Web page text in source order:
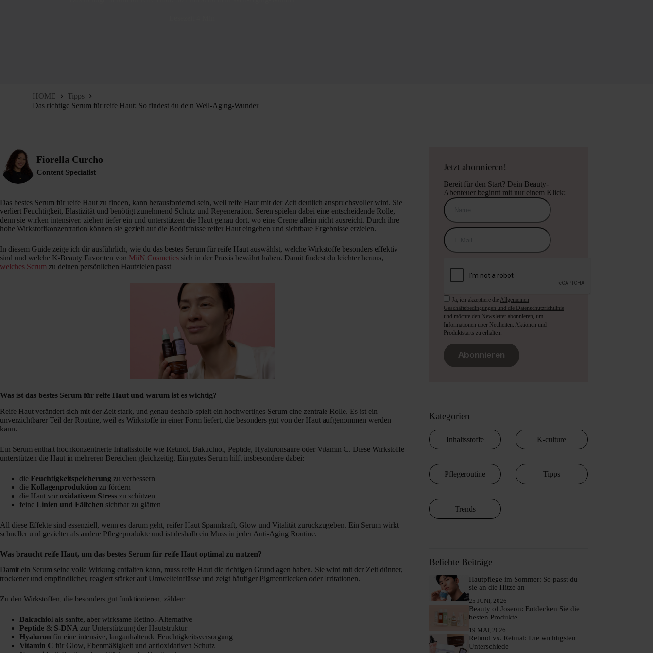
HOME
Tipps
Das richtige Serum für reife Haut: So findest du dein Well-Aging-Wunder
Fiorella Curcho
Content Specialist
Das bestes Serum für reife Haut zu finden, kann herausfordernd sein, weil reife Haut mit der Zeit deutlich anspruchsvoller wird. Sie
verliert Feuchtigkeit, Elastizität und benötigt zunehmend Schutz und Regeneration. Seren spielen dabei eine entscheidende Rolle,
denn sie wirken intensiver, ziehen tiefer ein und unterstützen die Haut genau dort, wo eine Creme allein nicht ausreicht. Durch ihre
hohe Wirkstoffkonzentration können sie gezielt auf die Bedürfnisse reifer Haut eingehen und sichtbare Ergebnisse erzielen.
In diesem Guide zeige ich dir ausführlich, wie du das bestes Serum für reife Haut auswählst, welche Wirkstoffe besonders effektiv
sind und welche K-Beauty Favoriten von MiiN Cosmetics sich in der Praxis bewährt haben. Damit findest du leichter heraus,
welches Serum zu deinen persönlichen Hautzielen passt.
Was ist das bestes Serum für reife Haut und warum ist es wichtig?
Reife Haut verändert sich mit der Zeit stark, und genau deshalb spielt ein hochwertiges Serum eine zentrale Rolle. Es ist ein
unverzichtbarer Teil der Routine, weil es Wirkstoffe in einer Form liefert, die besonders gut von der Haut aufgenommen werden
kann.
Ein Serum enthält hochkonzentrierte Inhaltsstoffe wie Retinol, Bakuchiol, Peptide, Hyaluronsäure oder Vitamin C. Diese Wirkstoffe
unterstützen die Haut in mehreren Bereichen gleichzeitig. Ein gutes Serum hilft insbesondere dabei:
die Feuchtigkeitspeicherung zu verbessern
die Kollagenproduktion zu fördern
die Haut vor oxidativem Stress zu schützen
feine Linien und Fältchen sichtbar zu glätten
All diese Effekte sind essenziell, wenn es darum geht, reifer Haut Spannkraft, Glow und Vitalität zurückzugeben. Ein Serum wirkt
schneller und gezielter als andere Pflegeprodukte und ist deshalb ein Muss in jeder Anti-Aging Routine.
Was braucht reife Haut, um das bestes Serum für reife Haut optimal zu nutzen?
Damit ein Serum seine volle Wirkung entfalten kann, muss reife Haut die richtigen Grundlagen haben. Sie wird mit der Zeit dünner,
trockener und empfindlicher, reagiert stärker auf Umwelteinflüsse und zeigt häufiger Pigmentflecken oder Irritationen.
Zu den Wirkstoffen, die besonders gut funktionieren, zählen:
Bakuchiol als sanfte, aber wirksame Retinol-Alternative
Peptide & S-DNA zur Unterstützung der Hautstruktur
Hyaluron für eine intensive, langanhaltende Feuchtigkeitsversorgung
Vitamin C für Glow, Ebenmäßigkeit und antioxidativen Schutz
Jetzt abonnieren!
Bereit für den Start? Dein Beauty-
Abenteuer beginnt mit nur einem Klick:
Ja, ich akzeptiere die Allgemeinen
Geschäftsbedingungen und die Datenschutzrichtlinie
und möchte den Newsletter abonnieren, um
Informationen über Neuheiten, Aktionen und
Produktstarts zu erhalten.
Abonnieren
Kategorien
Inhaltsstoffe K-culture
Pflegeroutine Tipps
Trends
Beliebte Beiträge
Hautpflege im Sommer: So passt du
sie an die Hitze an
25 JUNI, 2026
Beauty of Joseon: Entdecken Sie die
besten Produkte
19 MAI, 2026
Retinol vs. Retinal: Die wichtigsten
Unterschiede